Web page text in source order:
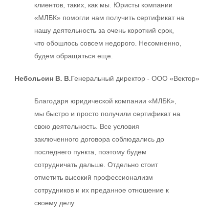
клиентов, таких, как мы. Юристы компании
«МЛБК» помогли нам получить сертификат на
нашу деятельность за очень короткий срок,
что обошлось совсем недорого. Несомненно,
будем обращаться еще.
Небольсин В. В.Генеральный директор - ООО «Вектор»
Благодаря юридической компании «МЛБК»,
мы быстро и просто получили сертификат на
свою деятельность. Все условия
заключенного договора соблюдались до
последнего пункта, поэтому будем
сотрудничать дальше. Отдельно стоит
отметить высокий профессионализм
сотрудников и их преданное отношение к
своему делу.